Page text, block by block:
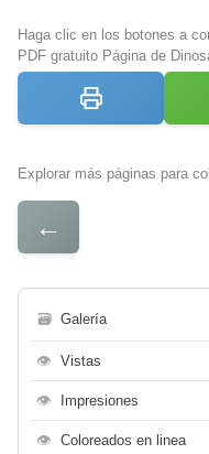
Haga clic en los botones a
PDF gratuito Página de
Explorar más páginas para
←
🗃 Galería
👁 Vistas
👁 Impresiones
👁 Coloreados en linea